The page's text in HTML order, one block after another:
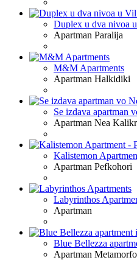
Duplex u dva nivoa
Apartman Paralija
M&M Apartments
Apartman Halkidiki
Se izdava apartman
Apartman Nea
Kalistemon
Apartman Pefkohori
Labyrinthos
Apartman
Blue Bellezza
Apartman